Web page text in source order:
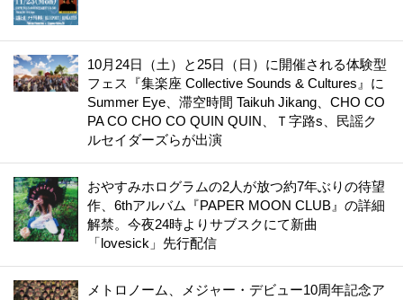
10月24日（土）と25日（日）に開催される体験型
フェス『集楽座 Collective Sounds & Cultures』に
Summer Eye、滞空時間 Taikuh Jikang、CHO CO
PA CO CHO CO QUIN QUIN、Ｔ字路s、民謡ク
ルセイダーズらが出演
おやすみホログラムの2人が放つ約7年ぶりの待望
作、6thアルバム『PAPER MOON CLUB』の詳細
解禁。今夜24時よりサブスクにて新曲
「lovesick」先行配信
メトロノーム、メジャー・デビュー10周年記念ア